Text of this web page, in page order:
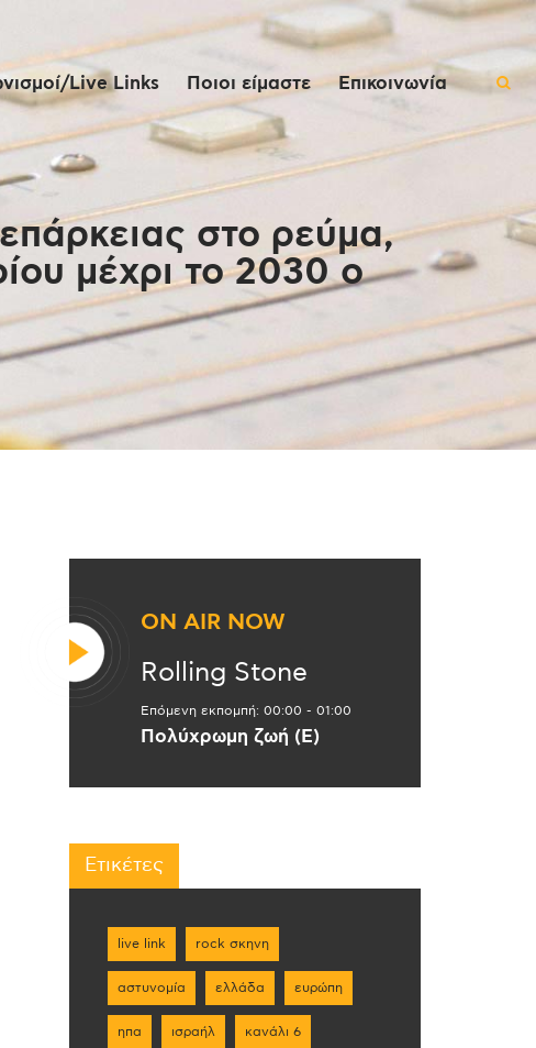
Live Links Ποιοι είμαστε Επικοινωνία
στο ρεύμα,
μέχρι το 2030 ο
ON AIR NOW
Rolling Stone
Επόμενη εκπομπή: 00:00 - 01:00
Πολύχρωμη ζωή (Ε)
Ετικέτες
live link rock σκηνη
αστυνομία ελλάδα ευρώπη
ηπα ισραήλ κανάλι 6